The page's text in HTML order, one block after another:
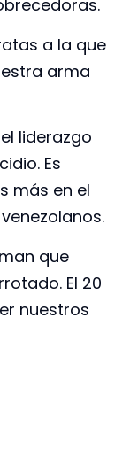
a la que
arma
liderazgo
Es
más en el
que
El 20
nuestros